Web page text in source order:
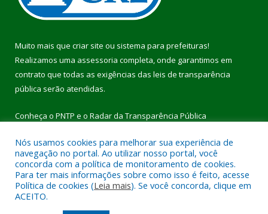
Muito mais que criar site ou sistema para prefeituras!
Realizamos uma assessoria completa, onde garantimos em
contrato que todas as exigências das leis de transparência
pública serão atendidas.
Conheça o PNTP e o Radar da Transparência Pública
Todos os direitos reservados a Prefeitura Municipal de Pau
D’Arco.
Nós usamos cookies para melhorar sua experiência de
navegação no portal. Ao utilizar nosso portal, você
concorda com a política de monitoramento de cookies.
Para ter mais informações sobre como isso é feito, acesse
Política de cookies (Leia mais). Se você concorda, clique em
ACEITO.